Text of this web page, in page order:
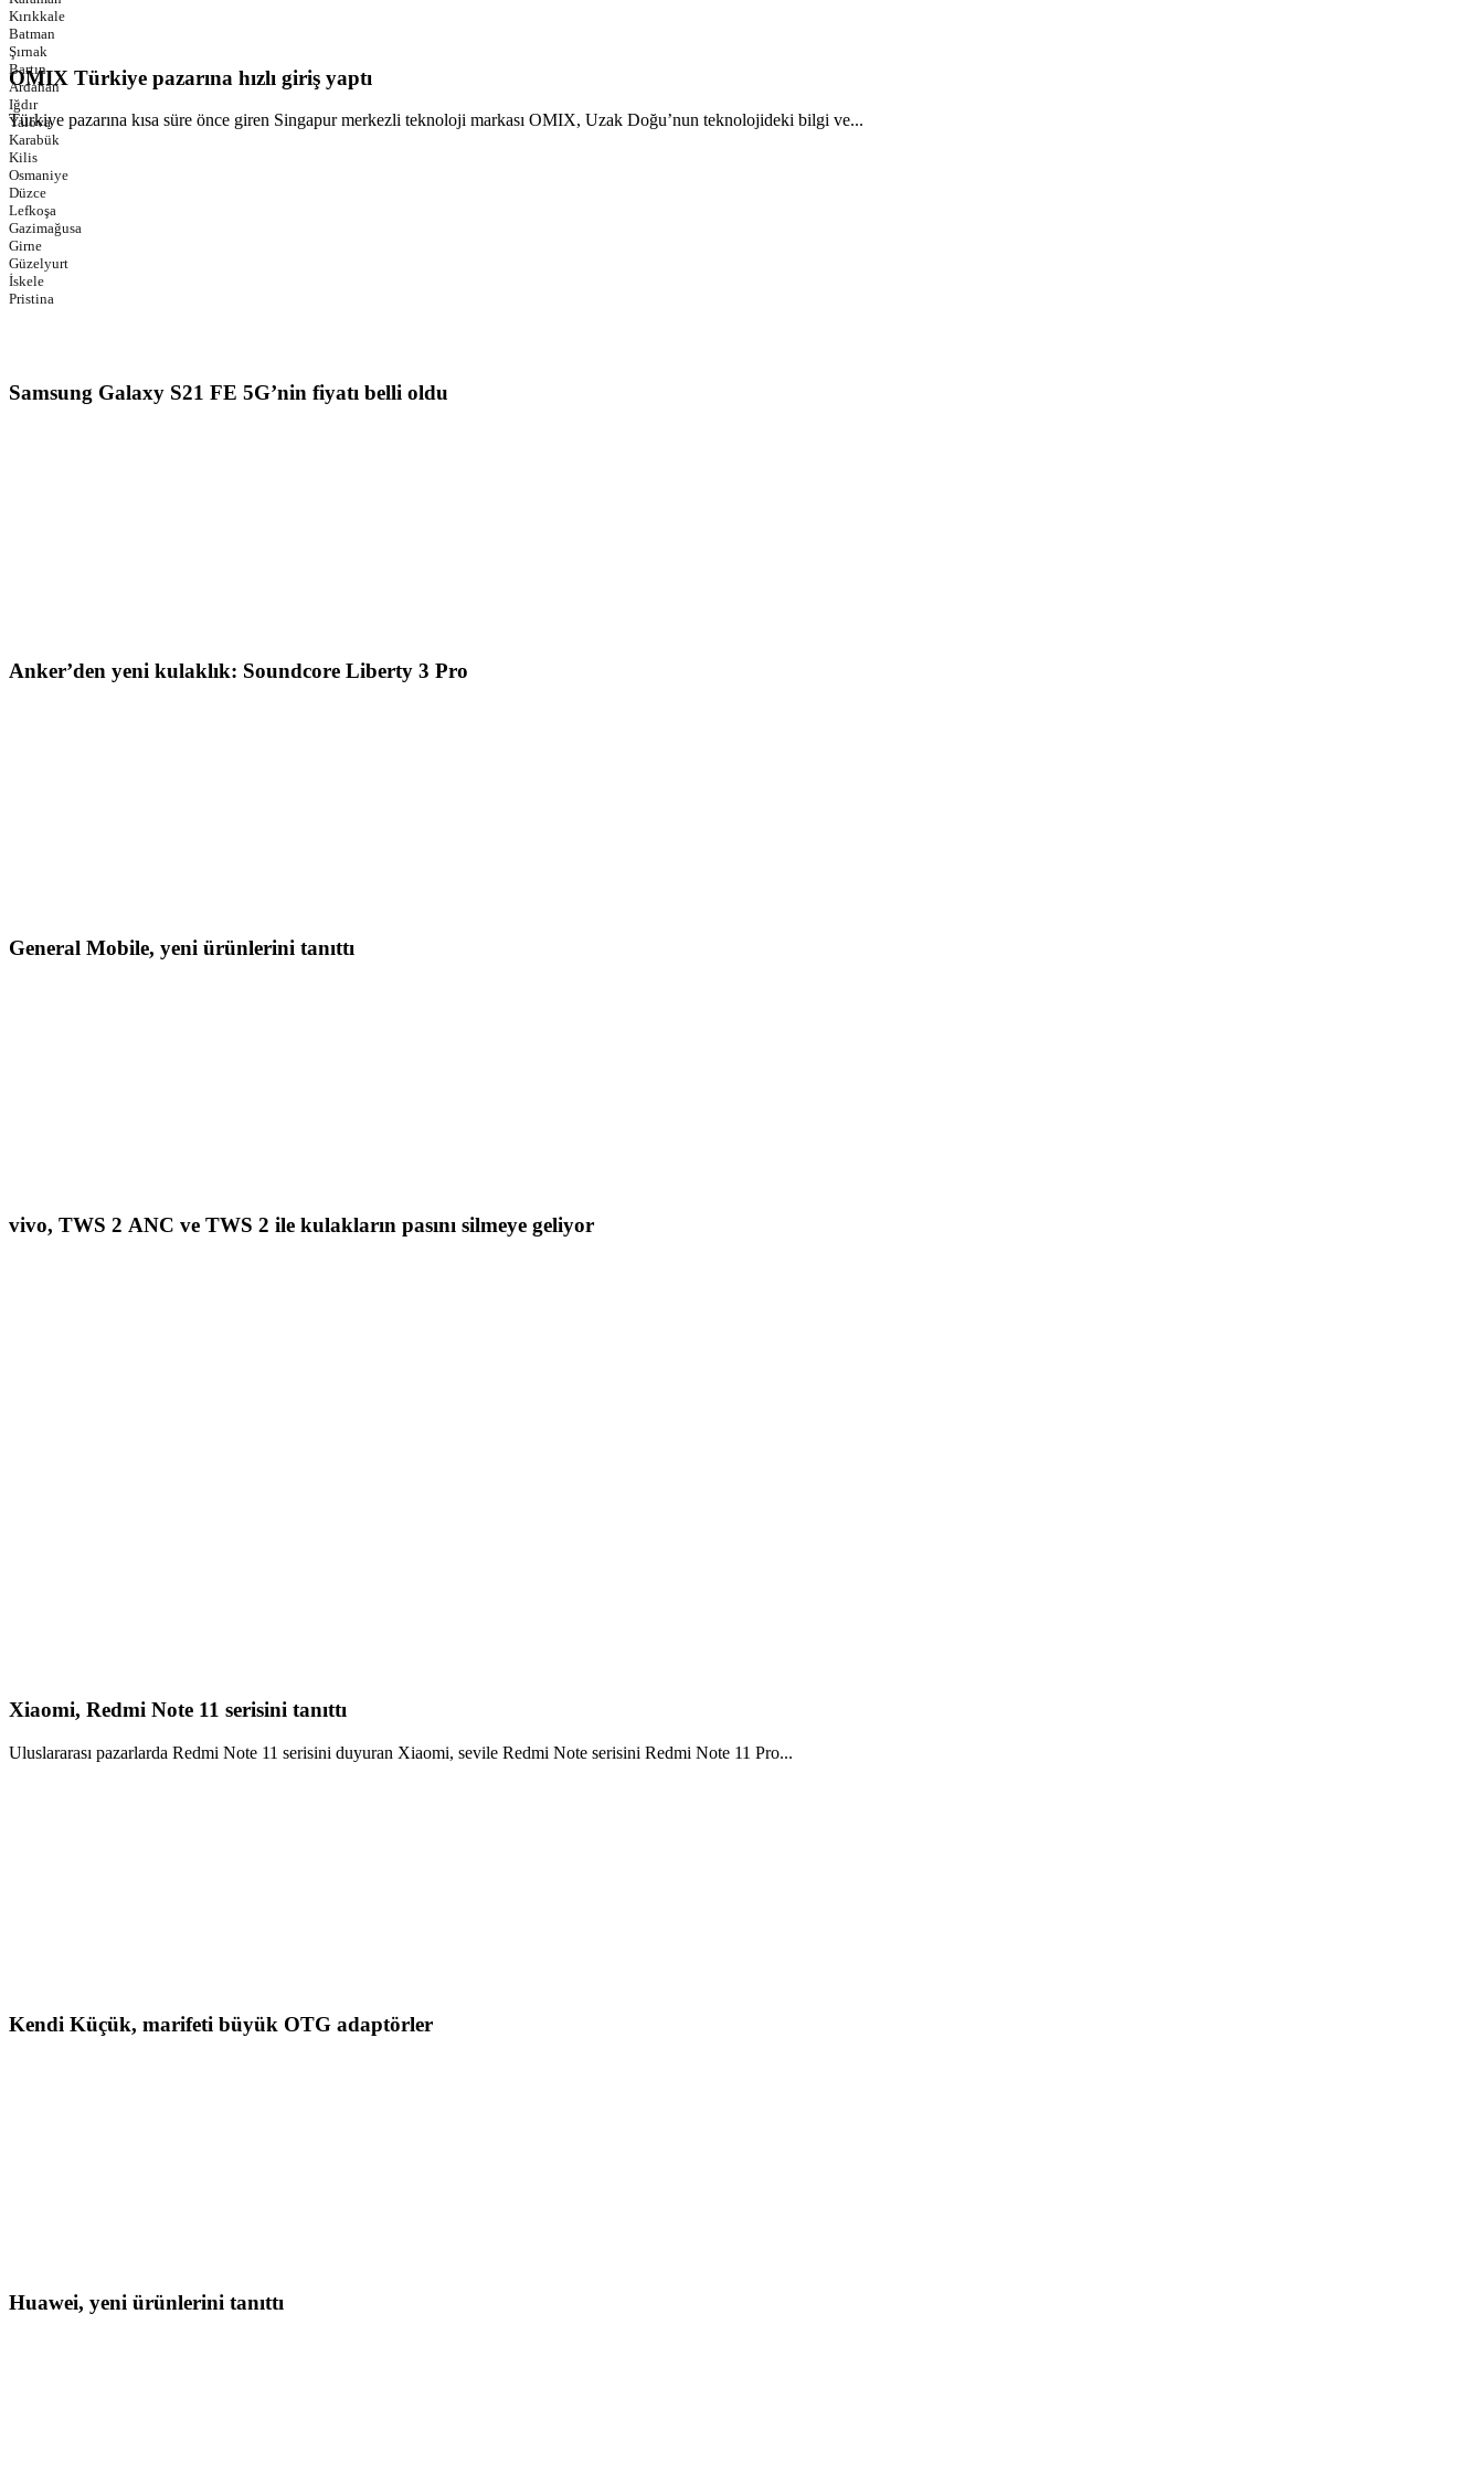
Kırıkkale
Batman
Şırnak
Bartın
Ardahan
Iğdır
Yalova
Karabük
Kilis
Osmaniye
Düzce
Lefkoşa
Gazimağusa
Girne
Güzelyurt
İskele
Pristina
OMIX Türkiye pazarına hızlı giriş yaptı
Türkiye pazarına kısa süre önce giren Singapur merkezli teknoloji markası OMIX, Uzak Doğu’nun teknolojideki bilgi ve...
Samsung Galaxy S21 FE 5G’nin fiyatı belli oldu
Anker’den yeni kulaklık: Soundcore Liberty 3 Pro
General Mobile, yeni ürünlerini tanıttı
vivo, TWS 2 ANC ve TWS 2 ile kulakların pasını silmeye geliyor
Xiaomi, Redmi Note 11 serisini tanıttı
Uluslararası pazarlarda Redmi Note 11 serisini duyuran Xiaomi, sevile Redmi Note serisini Redmi Note 11 Pro...
Kendi Küçük, marifeti büyük OTG adaptörler
Huawei, yeni ürünlerini tanıttı